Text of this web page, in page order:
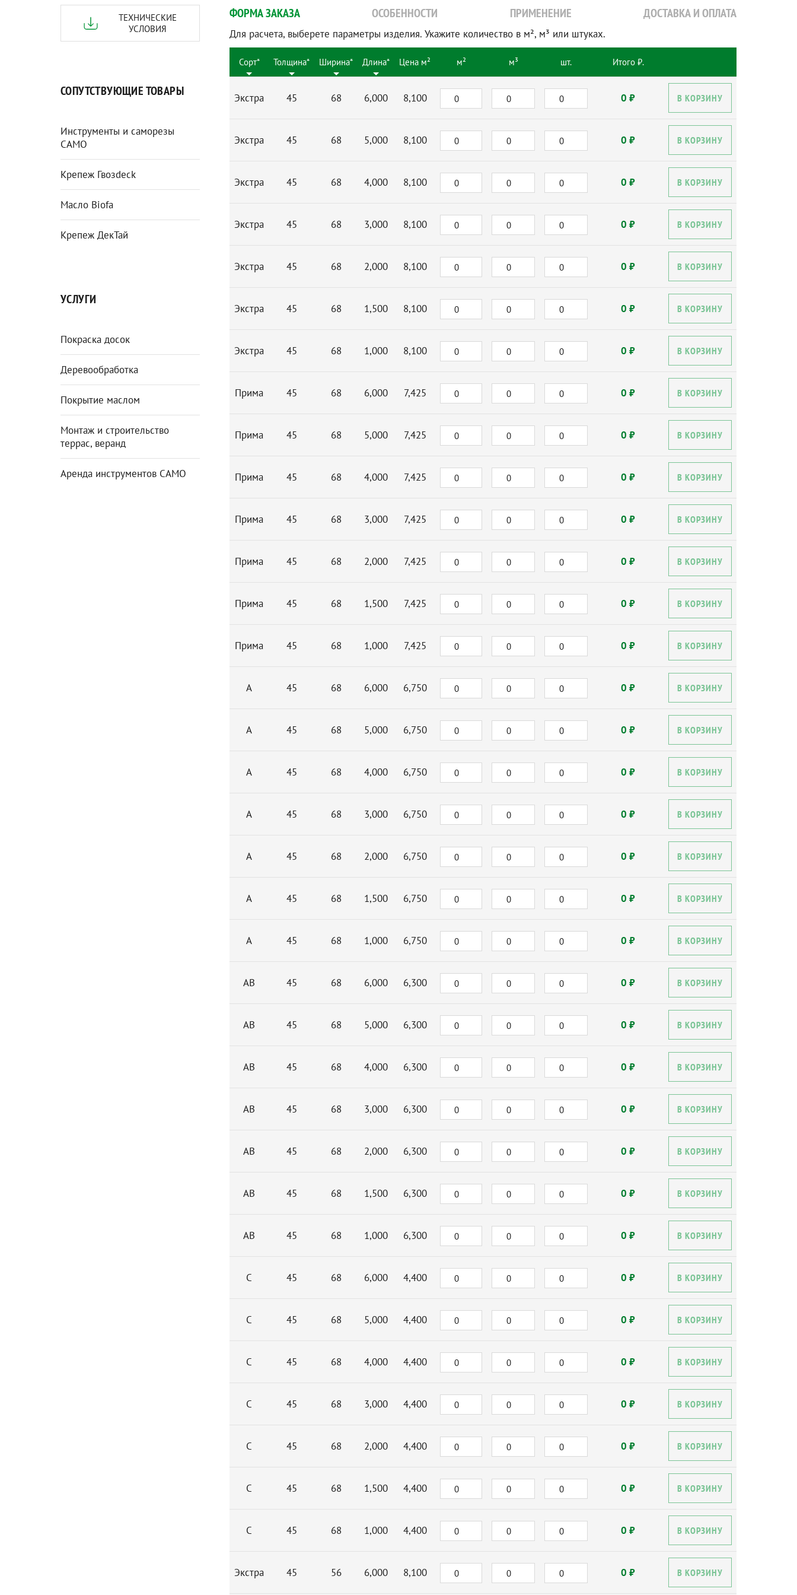
ТЕХНИЧЕСКИЕ
УСЛОВИЯ
СОПУТСТВУЮЩИЕ ТОВАРЫ
Инструменты и саморезы
CAMO
Крепеж Гвозdeck
Масло Biofa
Крепеж ДекТай
УСЛУГИ
Покраска досок
Деревообработка
Покрытие маслом
Монтаж и строительство
террас, веранд
Аренда инструментов CAMO
ФОРМА ЗАКАЗА ОСОБЕННОСТИ ПРИМЕНЕНИЕ ДОСТАВКА И ОПЛАТА
Для расчета, выберете параметры изделия. Укажите количество в м², м³ или штуках.
Сорт* Толщина* Ширина* Длина* Цена м² м² м³ шт. Итого ₽.
Экстра 45 68 6,000 8,100 0 ₽ В КОРЗИНУ
Экстра 45 68 5,000 8,100 0 ₽ В КОРЗИНУ
Экстра 45 68 4,000 8,100 0 ₽ В КОРЗИНУ
Экстра 45 68 3,000 8,100 0 ₽ В КОРЗИНУ
Экстра 45 68 2,000 8,100 0 ₽ В КОРЗИНУ
Экстра 45 68 1,500 8,100 0 ₽ В КОРЗИНУ
Экстра 45 68 1,000 8,100 0 ₽ В КОРЗИНУ
Прима 45 68 6,000 7,425 0 ₽ В КОРЗИНУ
Прима 45 68 5,000 7,425 0 ₽ В КОРЗИНУ
Прима 45 68 4,000 7,425 0 ₽ В КОРЗИНУ
Прима 45 68 3,000 7,425 0 ₽ В КОРЗИНУ
Прима 45 68 2,000 7,425 0 ₽ В КОРЗИНУ
Прима 45 68 1,500 7,425 0 ₽ В КОРЗИНУ
Прима 45 68 1,000 7,425 0 ₽ В КОРЗИНУ
А 45 68 6,000 6,750 0 ₽ В КОРЗИНУ
А 45 68 5,000 6,750 0 ₽ В КОРЗИНУ
А 45 68 4,000 6,750 0 ₽ В КОРЗИНУ
А 45 68 3,000 6,750 0 ₽ В КОРЗИНУ
А 45 68 2,000 6,750 0 ₽ В КОРЗИНУ
А 45 68 1,500 6,750 0 ₽ В КОРЗИНУ
А 45 68 1,000 6,750 0 ₽ В КОРЗИНУ
АВ 45 68 6,000 6,300 0 ₽ В КОРЗИНУ
АВ 45 68 5,000 6,300 0 ₽ В КОРЗИНУ
АВ 45 68 4,000 6,300 0 ₽ В КОРЗИНУ
АВ 45 68 3,000 6,300 0 ₽ В КОРЗИНУ
АВ 45 68 2,000 6,300 0 ₽ В КОРЗИНУ
АВ 45 68 1,500 6,300 0 ₽ В КОРЗИНУ
АВ 45 68 1,000 6,300 0 ₽ В КОРЗИНУ
С 45 68 6,000 4,400 0 ₽ В КОРЗИНУ
С 45 68 5,000 4,400 0 ₽ В КОРЗИНУ
С 45 68 4,000 4,400 0 ₽ В КОРЗИНУ
С 45 68 3,000 4,400 0 ₽ В КОРЗИНУ
С 45 68 2,000 4,400 0 ₽ В КОРЗИНУ
С 45 68 1,500 4,400 0 ₽ В КОРЗИНУ
С 45 68 1,000 4,400 0 ₽ В КОРЗИНУ
Экстра 45 56 6,000 8,100 0 ₽ В КОРЗИНУ